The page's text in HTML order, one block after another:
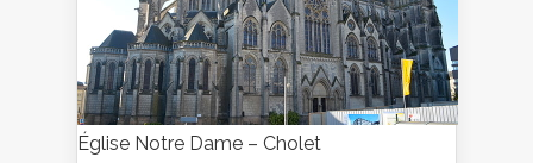
Église Notre Dame – Cholet